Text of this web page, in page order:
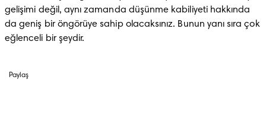
gelişimi değil, aynı zamanda düşünme kabiliyeti hakkında
da geniş bir öngörüye sahip olacaksınız. Bunun yanı sıra çok
eğlenceli bir şeydir.
Paylaş